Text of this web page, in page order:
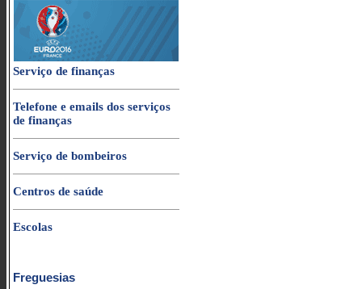
Serviço de finanças
Telefone e emails dos serviços
de finanças
Serviço de bombeiros
Centros de saúde
Escolas
Freguesias